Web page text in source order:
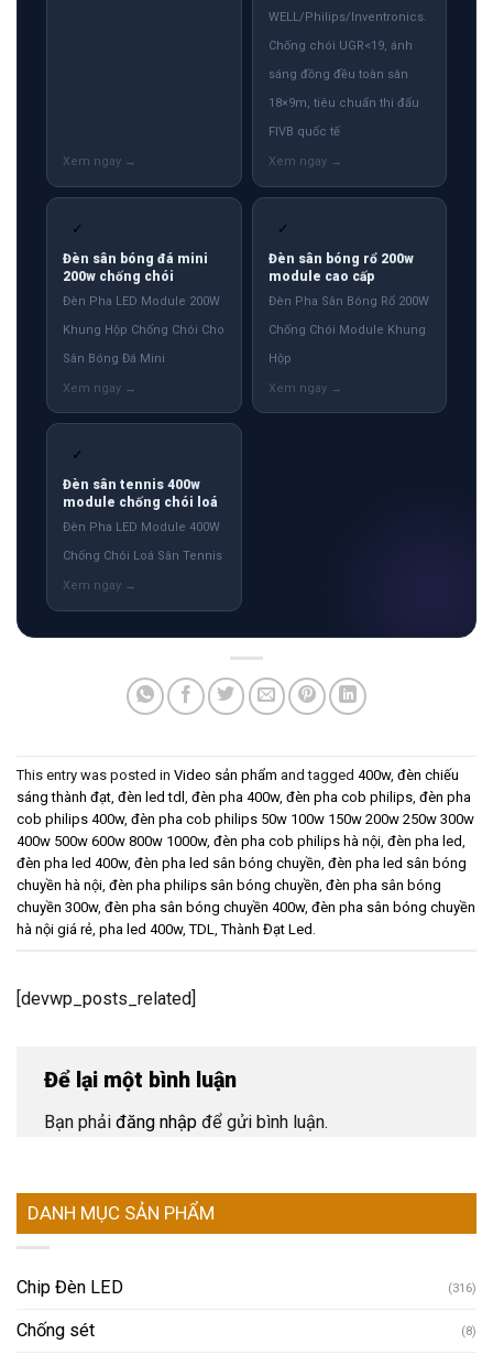
WELL/Philips/Inventronics.
Chống chói UGR<19, ánh
sáng đồng đều toàn sân
18×9m, tiêu chuẩn thi đấu
FIVB quốc tế
✓
Đèn sân bóng đá mini
200w chống chói
Đèn Pha LED Module 200W
Khung Hộp Chống Chói Cho
Sân Bóng Đá Mini
✓
Đèn sân bóng rổ 200w
module cao cấp
Đèn Pha Sân Bóng Rổ 200W
Chống Chói Module Khung
Hộp
✓
Đèn sân tennis 400w
module chống chói loá
Đèn Pha LED Module 400W
Chống Chói Loá Sân Tennis
This entry was posted in Video sản phẩm and tagged 400w, đèn chiếu
sáng thành đạt, đèn led tdl , đèn pha 400w, đèn pha cob philips, đèn pha
cob philips 400w, đèn pha cob philips 50w 100w 150w 200w 250w 300w
400w 500w 600w 800w 1000w, đèn pha cob philips hà nội, đèn pha led,
đèn pha led 400w, đèn pha led sân bóng chuyền, đèn pha led sân bóng
chuyền hà nội, đèn pha philips sân bóng chuyền, đèn pha sân bóng
chuyền 300w, đèn pha sân bóng chuyền 400w, đèn pha sân bóng chuyền
hà nội giá rẻ, pha led 400w,TDL,Thành Đạt Led .
[devwp_posts_related]
Để lại một bình luận
Bạn phải đăng nhập để gửi bình luận.
DANH MỤC SẢN PHẨM
Chip Đèn LED (316)
Chống sét (8)